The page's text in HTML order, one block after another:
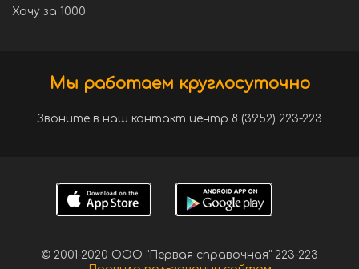
Хочу за 1000
Мы работаем круглосуточно
Звоните в наш контакт центр 8 (3952) 223-223
© 2001-2020 ООО "Первая справочная" 223-223